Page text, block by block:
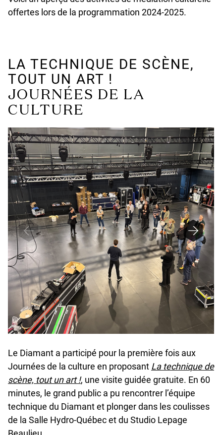
offertes lors de la programmation 2024-2025.
LA TECHNIQUE DE SCÈNE,
TOUT UN ART !
JOURNÉES DE LA
CULTURE
Le Diamant a participé pour la première fois aux
Journées de la culture en proposant La technique de
scène, tout un art !, une visite guidée gratuite. En 60
minutes, le grand public a pu rencontrer l’équipe
technique du Diamant et plonger dans les coulisses
de la Salle Hydro-Québec et du Studio Lepage